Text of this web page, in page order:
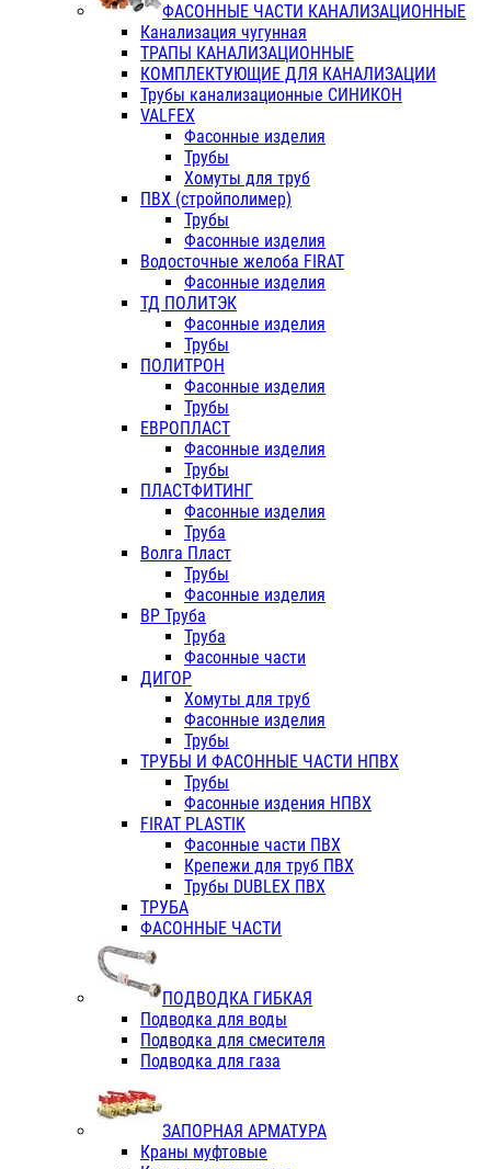
ФАСОННЫЕ ЧАСТИ КАНАЛИЗАЦИОННЫЕ
Канализация чугунная
ТРАПЫ КАНАЛИЗАЦИОННЫЕ
КОМПЛЕКТУЮЩИЕ ДЛЯ КАНАЛИЗАЦИИ
Трубы канализационные СИНИКОН
VALFEX
Фасонные изделия
Трубы
Хомуты для труб
ПВХ (стройполимер)
Трубы
Фасонные изделия
Водосточные желоба FIRAT
Фасонные изделия
ТД ПОЛИТЭК
Фасонные изделия
Трубы
ПОЛИТРОН
Фасонные изделия
Трубы
ЕВРОПЛАСТ
Фасонные изделия
Трубы
ПЛАСТФИТИНГ
Фасонные изделия
Труба
Волга Пласт
Трубы
Фасонные изделия
ВР Труба
Труба
Фасонные части
ДИГОР
Хомуты для труб
Фасонные изделия
Трубы
ТРУБЫ И ФАСОННЫЕ ЧАСТИ НПВХ
Трубы
Фасонные издения НПВХ
FIRAT PLASTIK
Фасонные части ПВХ
Крепежи для труб ПВХ
Трубы DUBLEX ПВХ
ТРУБА
ФАСОННЫЕ ЧАСТИ
ПОДВОДКА ГИБКАЯ
Подводка для воды
Подводка для смесителя
Подводка для газа
ЗАПОРНАЯ АРМАТУРА
Краны муфтовые